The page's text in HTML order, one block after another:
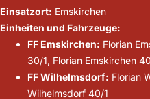
Einsatzort: Emskirchen
Einheiten und Fahrzeuge:
FF Emskirchen: Florian
30/1, Florian Emskirchen
FF Wilhelmsdorf: Florian
Wilhelmsdorf 40/1